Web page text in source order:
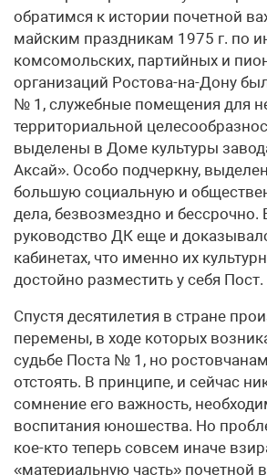
обратимся к истории почетной
майским праздникам 1975 г. по
комсомольских, партийных и
организаций Ростова-на-Дону
№ 1, служебные помещения для
территориальной
выделены в Доме культуры
Аксай». Особо подчеркну,
большую социальную и
дела, безвозмездно и бессрочно.
руководство ДК еще и
кабинетах, что именно их
достойно разместить у себя Пост.
Спустя десятилетия в стране
перемены, в ходе которых
судьбе Поста № 1, но
отстоять. В принципе, и сейчас
сомнение его важность,
воспитания юношества. Но
кое-кто теперь совсем иначе
«материальную часть» почетной